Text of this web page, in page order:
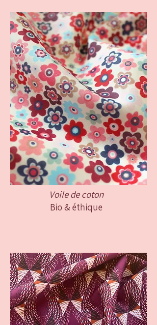
Voile de coton
Bio & éthique